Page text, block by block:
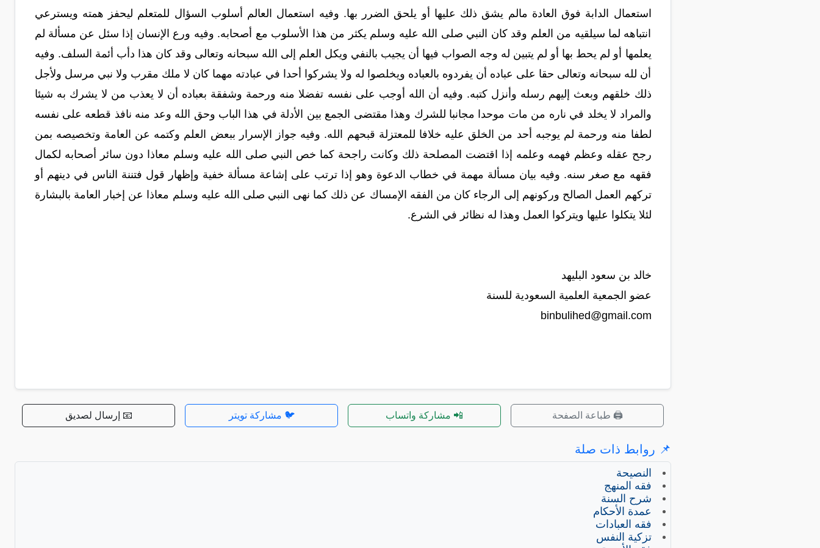
استعمال الدابة فوق العادة مالم يشق ذلك عليها أو يلحق الضرر بها. وفيه استعمال العالم أسلوب السؤال للمتعلم ليحفز همته ويسترعي
انتباهه لما سيلقيه من العلم وقد كان النبي صلى الله عليه وسلم يكثر من هذا الأسلوب مع أصحابه. وفيه ورع الإنسان إذا سئل عن مسألة لم
يعلمها أو لم يحط بها أو لم يتبين له وجه الصواب فيها أن يجيب بالنفي ويكل العلم إلى الله سبحانه وتعالى وقد كان هذا دأب أئمة السلف. وفيه
أن لله سبحانه وتعالى حقا على عباده أن يفردوه بالعباده ويخلصوا له ولا يشركوا أحدا في عبادته مهما كان لا ملك مقرب ولا نبي مرسل ولأجل
ذلك خلقهم وبعث إليهم رسله وأنزل كتبه. وفيه أن الله أوجب على نفسه تفضلا منه ورحمة وشفقة بعباده أن لا يعذب من لا يشرك به شيئا
والمراد لا يخلد في ناره من مات موحدا مجانبا للشرك وهذا مقتضى الجمع بين الأدلة في هذا الباب وحق الله وعد منه نافذ قطعه على نفسه
لطفا منه ورحمة لم يوجبه أحد من الخلق عليه خلافا للمعتزلة قبحهم الله. وفيه جواز الإسرار ببعض العلم وكتمه عن العامة وتخصيصه بمن
رجح عقله وعظم فهمه وعلمه إذا اقتضت المصلحة ذلك وكانت راجحة كما خص النبي صلى الله عليه وسلم معاذا دون سائر أصحابه لكمال
فقهه مع صغر سنه. وفيه بيان مسألة مهمة في خطاب الدعوة وهو إذا ترتب على إشاعة مسألة خفية وإظهار قول فتننة الناس في دينهم أو
تركهم العمل الصالح وركونهم إلى الرجاء كان من الفقه الإمساك عن ذلك كما نهى النبي صلى الله عليه وسلم معاذا عن إخبار العامة بالبشارة
لئلا يتكلوا عليها ويتركوا العمل وهذا له نظائر في الشرع.
خالد بن سعود البليهد
عضو الجمعية العلمية السعودية للسنة
binbulihed@gmail.com
🖨️ طباعة الصفحة 📲 مشاركة واتساب 🐦 مشاركة تويتر 📧 إرسال لصديق
📌 روابط ذات صلة
النصيحة
فقه المنهج
شرح السنة
عمدة الأحكام
فقه العبادات
تزكية النفس